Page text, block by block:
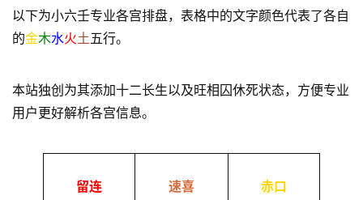
以下为小六壬专业各宫排盘，表格中的文字颜色代表了各自
的金木水火土五行。
本站独创为其添加十二长生以及旺相囚休死状态，方便专业
用户更好解析各宫信息。
留连 速喜 赤口